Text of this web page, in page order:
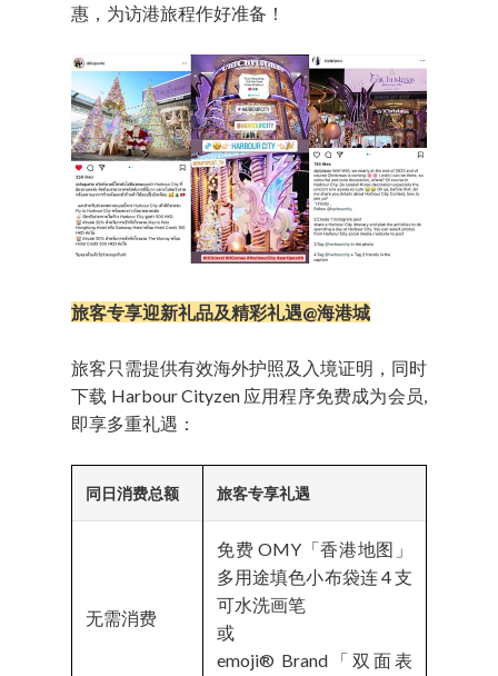
惠，为访港旅程作好准备！
旅客专享迎新礼品及精彩礼遇@海港城
旅客只需提供有效海外护照及入境证明，同时
下载 Harbour Cityzen 应用程序免费成为会员,
即享多重礼遇：
同日消费总额 旅客专享礼遇
无需消费
免费 OMY「香港地图」
多用途填色小布袋连 4 支
可水洗画笔
或
emoji® Brand「双面表